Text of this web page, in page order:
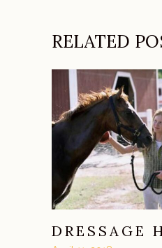
RELATED
DRESSAGE